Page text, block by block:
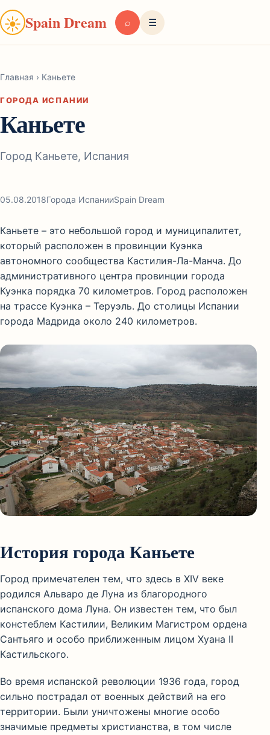
☀Spain Dream ⌕ ☰
Главная › Каньете
ГОРОДА ИСПАНИИ
Каньете
Город Каньете, Испания
05.08.2018Города ИспанииSpain Dream
Каньете – это небольшой город и муниципалитет,
который расположен в провинции Куэнка
автономного сообщества Кастилия-Ла-Манча. До
административного центра провинции города
Куэнка порядка 70 километров. Город расположен
на трассе Куэнка – Теруэль. До столицы Испании
города Мадрида около 240 километров.
История города Каньете
Город примечателен тем, что здесь в XIV веке
родился Альваро де Луна из благородного
испанского дома Луна. Он известен тем, что был
констеблем Кастилии, Великим Магистром ордена
Сантьяго и особо приближенным лицом Хуана II
Кастильского.
Во время испанской революции 1936 года, город
сильно пострадал от военных действий на его
территории. Были уничтожены многие особо
значимые предметы христианства, в том числе